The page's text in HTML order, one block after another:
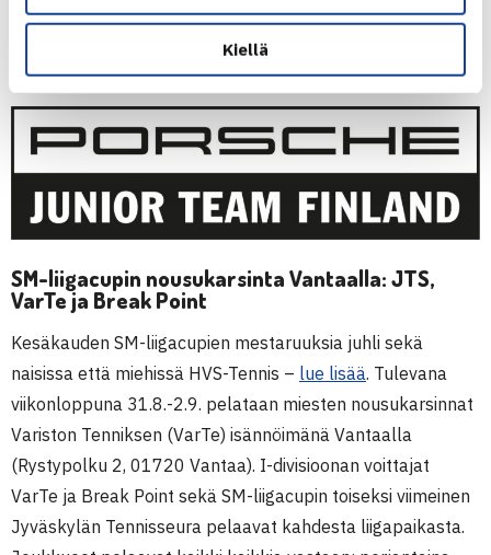
Kiellä
5. KATEGORIAN ITF-JUNIORITURNAUS, LIETTUA
SM-liigacupin nousukarsinta Vantaalla: JTS,
VarTe ja Break Point
Kesäkauden SM-liigacupien mestaruuksia juhli sekä
naisissa että miehissä HVS-Tennis – lue lisää. Tulevana
viikonloppuna 31.8.-2.9. pelataan miesten nousukarsinnat
Variston Tenniksen (VarTe) isännöimänä Vantaalla
(Rystypolku 2, 01720 Vantaa). I-divisioonan voittajat
VarTe ja Break Point sekä SM-liigacupin toiseksi viimeinen
Jyväskylän Tennisseura pelaavat kahdesta liigapaikasta.